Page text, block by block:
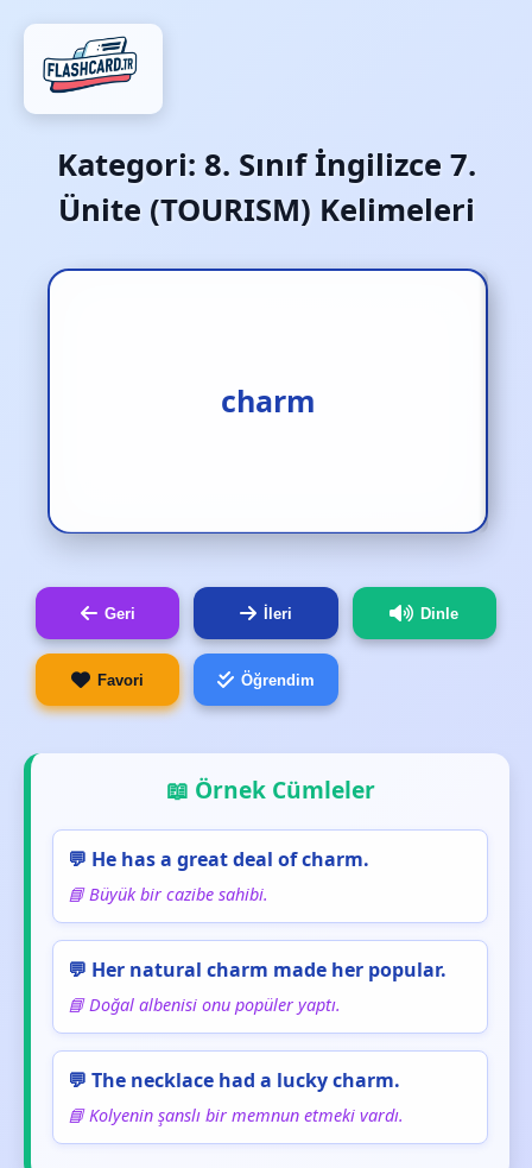
Kategori: 8. Sınıf İngilizce 7.
Ünite (TOURISM) Kelimeleri
charm
çekicilik‚ cazibe
Geri İleri Dinle
Favori Öğrendim
📖 Örnek Cümleler
💬 He has a great deal of charm.
📘 Büyük bir cazibe sahibi.
💬 Her natural charm made her popular.
📘 Doğal albenisi onu popüler yaptı.
💬 The necklace had a lucky charm.
📘 Kolyenin şanslı bir memnun etmeki vardı.